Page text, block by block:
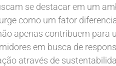
se destacar em um
como um fator
apenas contribuem para
em busca de
através de